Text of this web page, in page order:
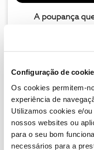
Configuração de
Os cookies permitem-
experiência de
Utilizamos cookies e/
nossos websites ou
para o seu bom
necessários para a
A poupança
Descubra as